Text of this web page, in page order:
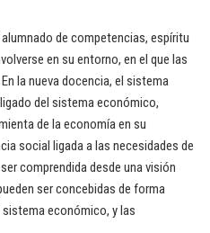
de competencias, espíritu
en su entorno, en el que las
la nueva docencia, el sistema
del sistema económico,
de la economía en su
social ligada a las necesidades de
comprendida desde una visión
ser concebidas de forma
sistema económico, y las